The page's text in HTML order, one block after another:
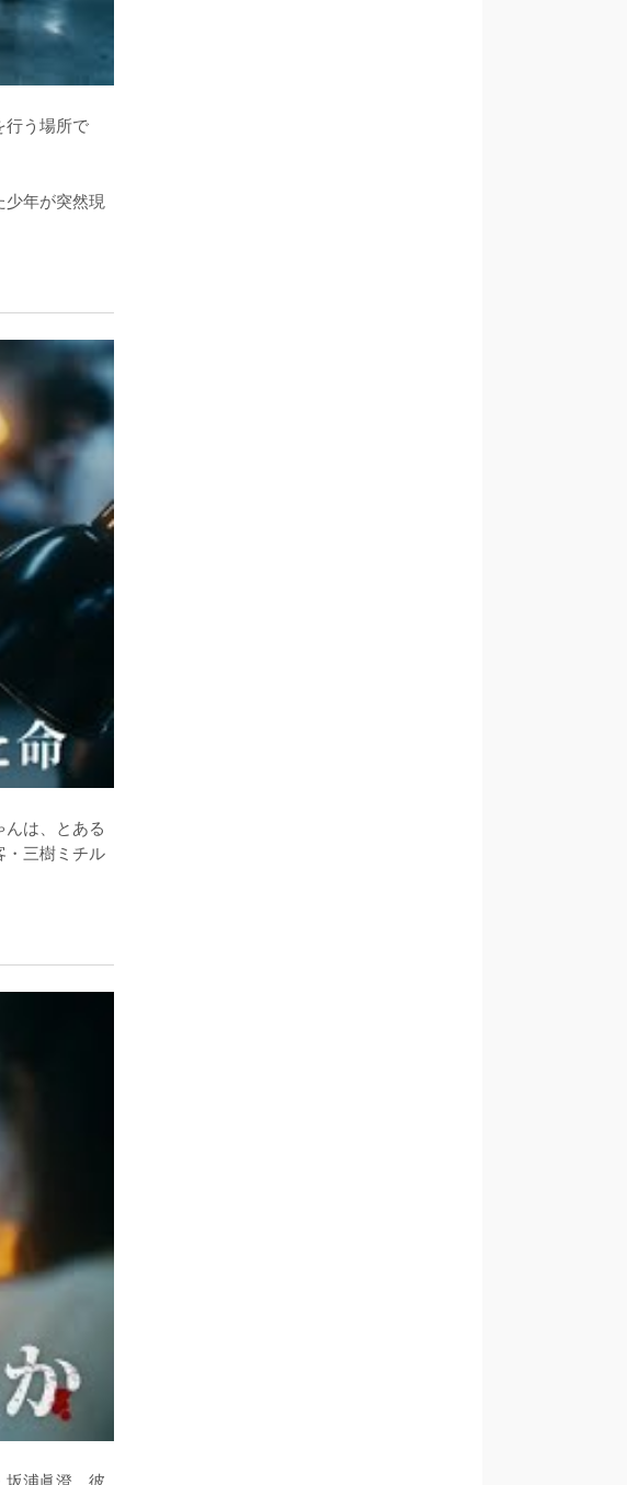
行う場所で
年が突然現
は、とある
・三樹ミチル
浦眞澄。彼